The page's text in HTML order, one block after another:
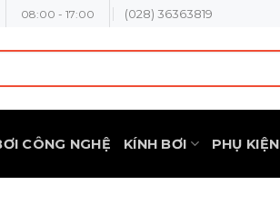
08:00 - 17:00 (028) 36363819
CÔNG NGHỆ KÍNH BƠI PHỤ KIỆN